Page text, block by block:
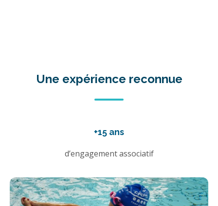
Une expérience reconnue
+15 ans
d’engagement associatif